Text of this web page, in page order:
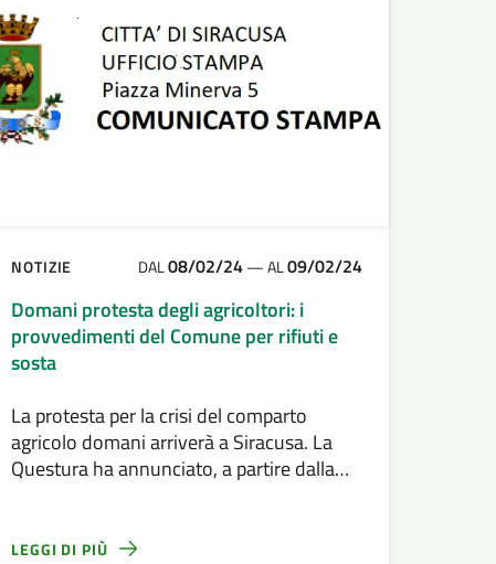
NOTIZIE DAL08/02/24—AL09/02/24
Domani protesta degli agricoltori: i
provvedimenti del Comune per rifiuti e
sosta
La protesta per la crisi del comparto
agricolo domani arriverà a Siracusa. La
Questura ha annunciato, a partire dalla
umbertina fino all’ingresso di Ortigia.
LEGGI DI PIÙ